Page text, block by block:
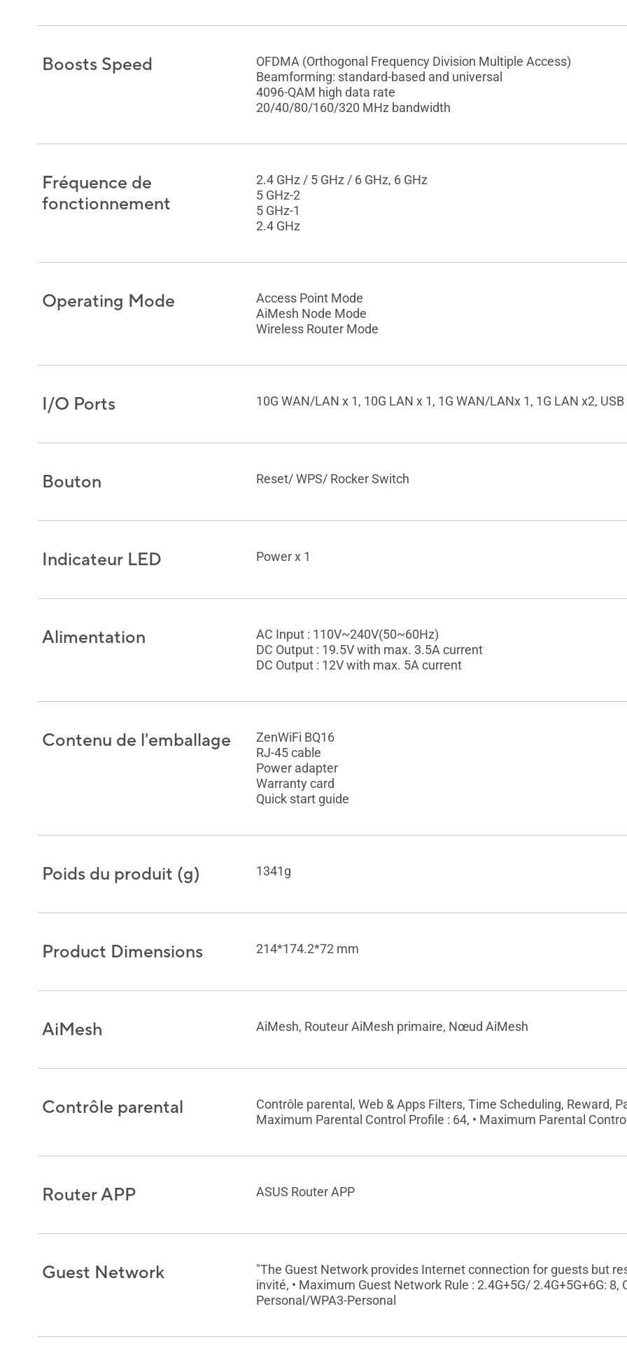
Boosts Speed
OFDMA (Orthogonal Frequency Division Multiple Access)
Beamforming: standard-based and universal
4096-QAM high data rate
20/40/80/160/320 MHz bandwidth
Fréquence de
fonctionnement
2.4 GHz / 5 GHz / 6 GHz, 6 GHz
5 GHz-2
5 GHz-1
2.4 GHz
Operating Mode
Access Point Mode
AiMesh Node Mode
Wireless Router Mode
I/O Ports 10G WAN/LAN x 1, 10G LAN x 1, 1G WAN/LANx 1, 1G LAN x2,
Bouton Reset/ WPS/ Rocker Switch
Indicateur LED Power x 1
Alimentation
AC Input : 110V~240V(50~60Hz)
DC Output : 19.5V with max. 3.5A current
DC Output : 12V with max. 5A current
Contenu de l'emballage
ZenWiFi BQ16
RJ-45 cable
Power adapter
Warranty card
Quick start guide
Poids du produit (g) 1341g
Product Dimensions 214*174.2*72 mm
AiMesh AiMesh, Routeur AiMesh primaire, Nœud AiMesh
Contrôle parental
Contrôle parental, Web & Apps Filters, Time Scheduling, Reward,
Maximum Parental Control Profile : 64, • Maximum Parental
Router APP ASUS Router APP
Guest Network
"The Guest Network provides Internet connection for guests but
invité, • Maximum Guest Network Rule : 2.4G+5G/ 2.4G+5G+6G: 8,
Personal/WPA3-Personal